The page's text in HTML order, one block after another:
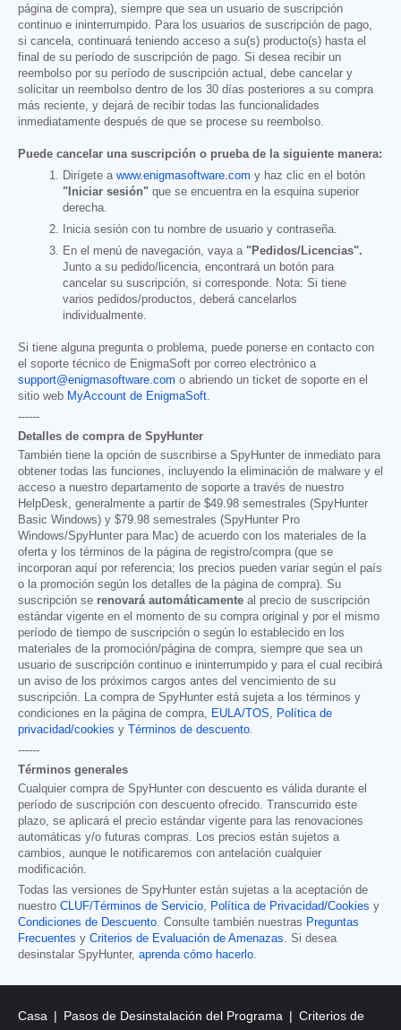
página de compra), siempre que sea un usuario de suscripción
continuo e ininterrumpido. Para los usuarios de suscripción de pago,
si cancela, continuará teniendo acceso a su(s) producto(s) hasta el
final de su período de suscripción de pago. Si desea recibir un
reembolso por su período de suscripción actual, debe cancelar y
solicitar un reembolso dentro de los 30 días posteriores a su compra
más reciente, y dejará de recibir todas las funcionalidades
inmediatamente después de que se procese su reembolso.
Puede cancelar una suscripción o prueba de la siguiente manera:
Dirígete a www.enigmasoftware.com y haz clic en el botón
"Iniciar sesión" que se encuentra en la esquina superior
derecha.
Inicia sesión con tu nombre de usuario y contraseña.
En el menú de navegación, vaya a "Pedidos/Licencias".
Junto a su pedido/licencia, encontrará un botón para
cancelar su suscripción, si corresponde. Nota: Si tiene
varios pedidos/productos, deberá cancelarlos
individualmente.
Si tiene alguna pregunta o problema, puede ponerse en contacto con
el soporte técnico de EnigmaSoft por correo electrónico a
support@enigmasoftware.com o abriendo un ticket de soporte en el
sitio web MyAccount de EnigmaSoft.
------
Detalles de compra de SpyHunter
También tiene la opción de suscribirse a SpyHunter de inmediato para
obtener todas las funciones, incluyendo la eliminación de malware y el
acceso a nuestro departamento de soporte a través de nuestro
HelpDesk, generalmente a partir de $49.98 semestrales (SpyHunter
Basic Windows) y $79.98 semestrales (SpyHunter Pro
Windows/SpyHunter para Mac) de acuerdo con los materiales de la
oferta y los términos de la página de registro/compra (que se
incorporan aquí por referencia; los precios pueden variar según el país
o la promoción según los detalles de la página de compra). Su
suscripción se renovará automáticamente al precio de suscripción
estándar vigente en el momento de su compra original y por el mismo
período de tiempo de suscripción o según lo establecido en los
materiales de la promoción/página de compra, siempre que sea un
usuario de suscripción continuo e ininterrumpido y para el cual recibirá
un aviso de los próximos cargos antes del vencimiento de su
suscripción. La compra de SpyHunter está sujeta a los términos y
condiciones en la página de compra, EULA/TOS, Política de
privacidad/cookies y Términos de descuento.
------
Términos generales
Cualquier compra de SpyHunter con descuento es válida durante el
período de suscripción con descuento ofrecido. Transcurrido este
plazo, se aplicará el precio estándar vigente para las renovaciones
automáticas y/o futuras compras. Los precios están sujetos a
cambios, aunque le notificaremos con antelación cualquier
modificación.
Todas las versiones de SpyHunter están sujetas a la aceptación de
nuestro CLUF/Términos de Servicio, Política de Privacidad/Cookies y
Condiciones de Descuento. Consulte también nuestras Preguntas
Frecuentes y Criterios de Evaluación de Amenazas. Si desea
desinstalar SpyHunter, aprenda cómo hacerlo.
Casa Pasos de Desinstalación del Programa Criterios de